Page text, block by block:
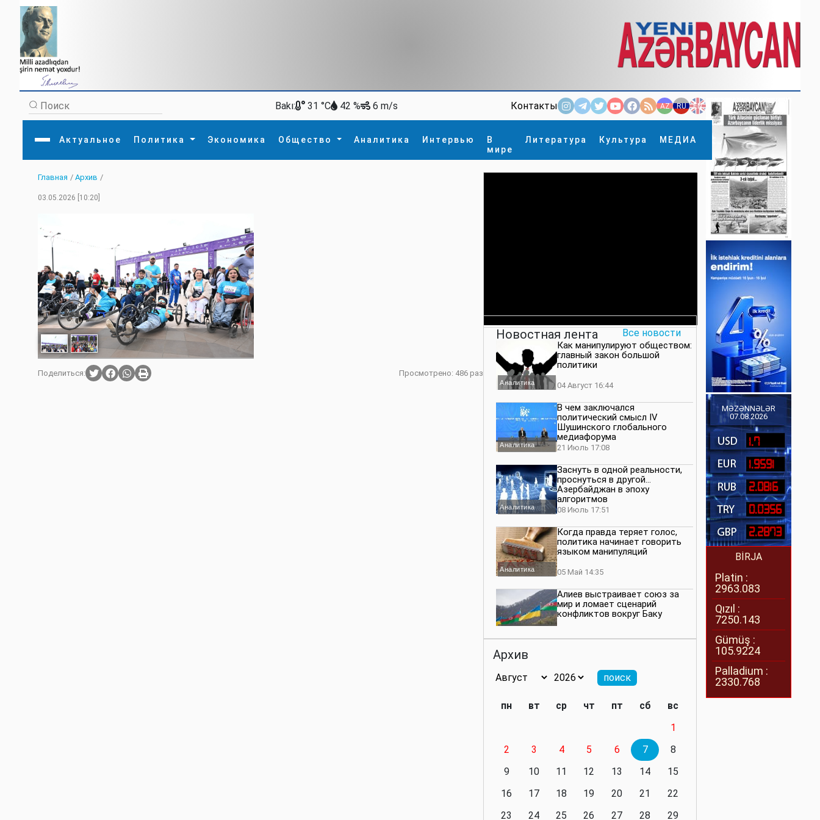
Bakı: 31 °C 42 % 6 m/s Контакты AZ RU EN
Актуальное Политика Экономика Общество Аналитика Интервью
В
мире
Литература Культура МЕДИА
×
Главная
Актуальное
Культура
Интервью
Литература
МЕДИА
Происшествие
Диаспора
Главная / Архив /
03.05.2026 [10:20]
Поделиться: Просмотрено: 486 раз
Новостная лента Все новости
Аналитика
Как манипулируют обществом:
главный закон большой
политики
04 Август 16:44
Аналитика
В чем заключался
политический смысл IV
Шушинского глобального
медиафорума
21 Июль 17:08
Аналитика
Заснуть в одной реальности,
проснуться в другой…
Азербайджан в эпоху
алгоритмов
08 Июль 17:51
Аналитика
Когда правда теряет голос,
политика начинает говорить
языком манипуляций
05 Май 14:35
Алиев выстраивает союз за
мир и ломает сценарий
конфликтов вокруг Баку
значимость региона
нейтралитета больше не будет
Политика
президенту приходится все
делать самому
Архив
пн вт ср чт пт сб
вс
1
2
3 4 5 6 7
8
9
10 11 12 13 14
15
16
17 18 19 20 21
22
23
24 25 26 27 28
29
MƏZƏNNƏLƏR
07.08.2026
1.7
1.9591
2.0816
0.0356
2.2873
BİRJA
Platin :
2963.083
Qızıl :
7250.143
Gümüş :
105.9224
Palladium :
2330.768